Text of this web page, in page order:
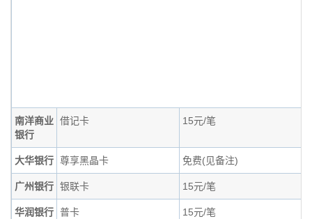
南洋商业
银行
借记卡 15元/笔
大华银行 尊享黑晶卡 免费(见备注)
广州银行 银联卡 15元/笔
华润银行 普卡 15元/笔